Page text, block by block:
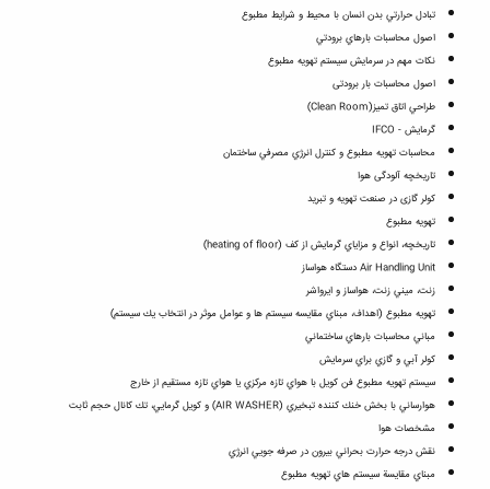
تبادل حرارتي بدن انسان با محيط و شرايط مطبوع
اصول محاسبات بارهاي برودتي
نکات مهم در سرمایش سیستم تهویه مطبوع
اصول محاسبات بار برودتی
طراحي اتاق تميز(Clean Room)
گرمايش - IFCO
محاسبات تهويه مطبوع و کنترل انرژي مصرفي ساختمان
تاریخچه آلودگی هوا
کولر گازی در صنعت تهویه و تبرید
تهویه مطبوع
تاريخچه، انواع و مزاياي گرمايش از كف (heating of floor)
Air Handling Unit دستگاه هواساز
زنت، ميني زنت، هواساز و ايرواشر
تهويه مطبوع (اهداف، مبناي مقايسه سيستم ها و عوامل موثر در انتخاب يك سيستم)
مباني محاسبات بارهاي ساختماني
كولر آبي و گازي براي سرمايش
سيستم تهويه مطبوع فن كويل با هواي تازه مركزي يا هواي تازه مستقيم از خارج
هوارساني با بخش خنك كننده تبخيري (AIR WASHER) و كويل گرمايي، تك كانال حجم ثابت
مشخصات هوا
نقش درجه حرارت بحراني بيرون در صرفه جويي انرژي
مبناي مقايسة سيستم هاي تهويه مطبوع